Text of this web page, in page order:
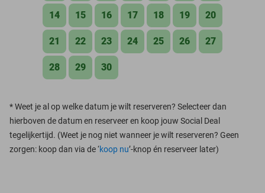
14 15 16 17 18 19 20
21 22 23 24 25 26 27
28 29 30
*Weet je al op welke datum je wilt reserveren? Selecteer dan
hierboven de datum en reserveer en koop jouw Social Deal
tegelijkertijd. (Weet je nog niet wanneer je wilt reserveren? Geen
zorgen: koop dan via de ‘koop nu’-knop én reserveer later)